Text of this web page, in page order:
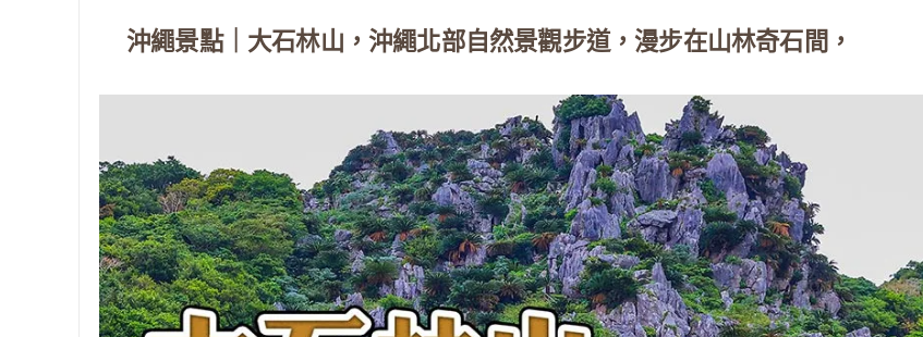
沖繩景點｜大石林山，沖繩北部自然景觀步道，漫步在山林奇石間，